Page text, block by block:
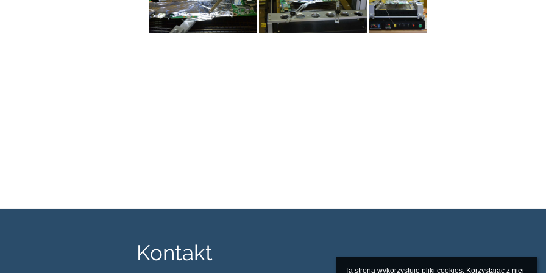
Ta strona wykorzystuje pliki cookies. Korzystając z niej
Kontakt